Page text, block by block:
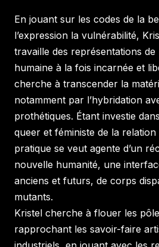
En jouant sur les codes de la
l’expression la vulnérabilité,
travaille des représentations de
humaine à la fois incarnée et
cherche à transcender la
notamment par l’hybridation
prothétiques. Étant investie
queer et féministe de la
pratique se veut agente d’un
nouvelle humanité, une
anciens et futurs, de corps
mutants.
Kristel cherche à flouer les
rapprochant les savoir-faire